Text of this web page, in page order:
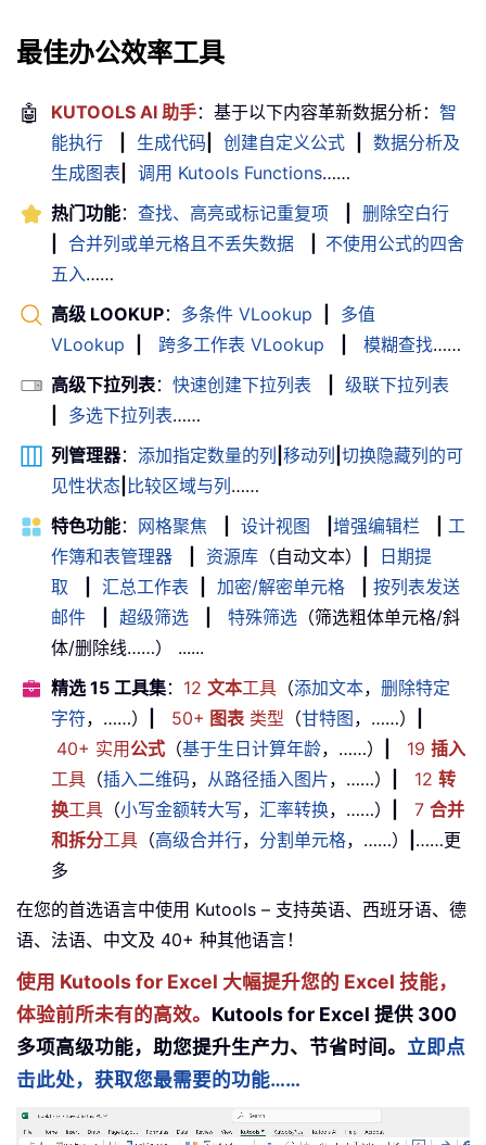
最佳办公效率工具
🤖 KUTOOLS AI 助手：基于以下内容革新数据分析： 智
能执行
生成代码 创建自定义公式
数据分析及
生成图表
调用 Kutools Functions……
热门功能： 查找、高亮或标记重复项
删除空白行
合并列或单元格且不丢失数据
不使用公式的四舍
五入……
高级 LOOKUP： 多条件 VLookup
多值
VLookup
跨多工作表 VLookup 模糊查找……
高级下拉列表： 快速创建下拉列表
级联下拉列表
多选下拉列表……
列管理器： 添加指定数量的列 移动列 切换隐藏列的可
见性状态 比较区域与列……
特色功能： 网格聚焦 设计视图 增强编辑栏
工
作簿和表管理器
资源库 （自动文本）
日期提
取
汇总工作表 加密/解密单元格
按列表发送
邮件
超级筛选 特殊筛选 （筛选粗体单元格/斜
体/删除线……） ......
精选 15 工具集： 12 文本工具 （添加文本， 删除特定
字符，……） 50+ 图表 类型 （甘特图，……）
40+ 实用公式 （基于生日计算年龄，……） 19 插入
工具 （插入二维码， 从路径插入图片，……） 12 转
换工具 （小写金额转大写， 汇率转换，……） 7 合并
和拆分工具 （高级合并行， 分割单元格，……）
……更
多
在您的首选语言中使用 Kutools – 支持英语、西班牙语、德
语、法语、中文及 40+ 种其他语言！
使用 Kutools for Excel 大幅提升您的 Excel 技能，
体验前所未有的高效。 Kutools for Excel 提供 300
多项高级功能，助您提升生产力、节省时间。 立即点
击此处，获取您最需要的功能……